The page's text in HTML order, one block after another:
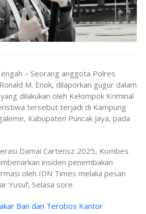
– Seorang anggota Polres
M. Enok, dilaporkan gugur dalam
dilakukan oleh Kelompok Kriminal
tersebut terjadi di Kampung
Kabupaten Puncak Jaya, pada
Damai Cartensz 2025, Kombes
insiden penembakan
oleh IDN Times melalui pesan
Yusuf, Selasa sore.
Ban dan Terobos Kantor